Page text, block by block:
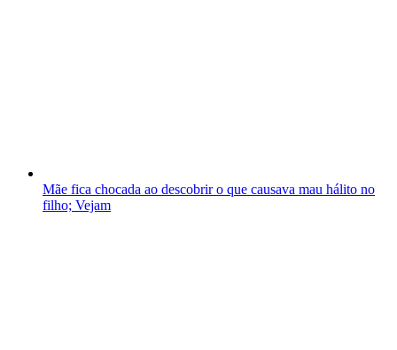
Mãe fica chocada ao descobrir o que causava mau hálito no
filho; Vejam